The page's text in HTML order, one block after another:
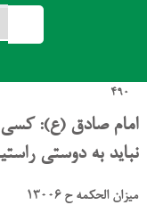
490
امام صادق (ع): کسی
نباید به دوستی
میزان الحکمه ح 13006